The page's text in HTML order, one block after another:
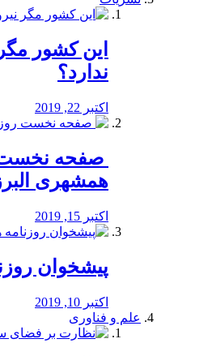
این کشور
ندارد؟
اکتبر 22, 2019
صفحه نخست
همشهری
اکتبر 15, 2019
پیشخوان
اکتبر 10, 2019
علم و فناوری